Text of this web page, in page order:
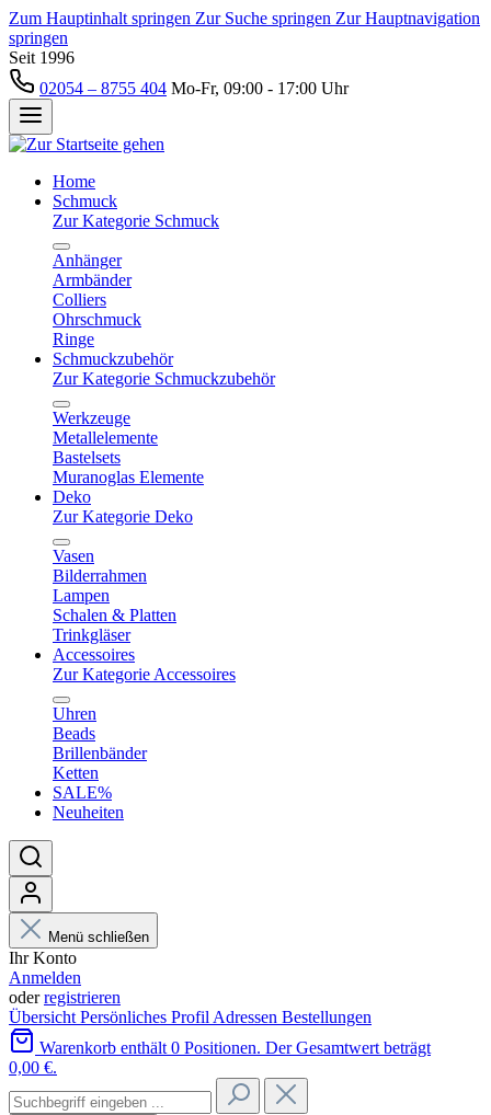
Zum Hauptinhalt springen Zur Suche springen Zur Hauptnavigation
springen
Seit 1996
02054 – 8755 404 Mo-Fr, 09:00 - 17:00 Uhr
Home
Schmuck
Zur Kategorie Schmuck
Anhänger
Armbänder
Colliers
Ohrschmuck
Ringe
Schmuckzubehör
Zur Kategorie Schmuckzubehör
Werkzeuge
Metallelemente
Bastelsets
Muranoglas Elemente
Deko
Zur Kategorie Deko
Vasen
Bilderrahmen
Lampen
Schalen & Platten
Trinkgläser
Accessoires
Zur Kategorie Accessoires
Uhren
Beads
Brillenbänder
Ketten
SALE%
Neuheiten
Menü schließen
Ihr Konto
Anmelden
oderregistrieren
Übersicht Persönliches Profil Adressen Bestellungen
Warenkorb enthält 0 Positionen. Der Gesamtwert beträgt
0,00 €.